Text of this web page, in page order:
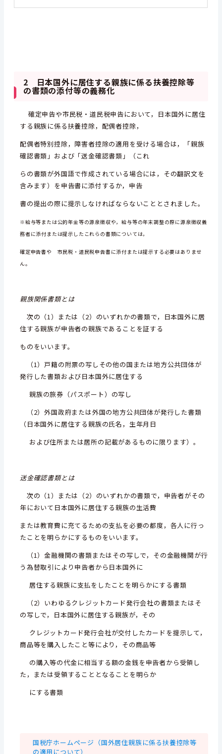
2 日本国外に居住する親族に係る扶養控除等
の書類の添付等の義務化
確定申告や市民税・道民税申告において，日本国外に居住
する親族に係る扶養控除，配偶者控除，
配偶者特別控除， 障害者控除の適用を受ける場合は，「親族
確認書類」および「送金確認書類」（これ
らの書類が外国語で作成されている場合には，その翻訳文を
含みます）を申告書に添付するか，申告
書の提出の際に提示しなければならないこととされま した。
※給与等または公的年金等の源泉徴収や，給与等の年末調整の際に源泉徴収義
務者に添付または提示したこれらの書類については，
確定申告書や
市民税・道民税申告書に添付または提示する必要はありませ
ん。
親族関係書類とは
次の（1）または（2）のいずれかの書類で，日本国外に居
住する親族が申告者の親族であることを証する
ものをいいます。
（1）戸籍の附票の写しその他の国または地方公共団体が
発行した書類および日本国外に居住する
親族の旅券 （パスポート）の写し
（2）外国政府または外国の地方公共団体が発行した書類
（日本国外に居住する親族の氏名，生年月日
および住所または居所の記載があるものに限ります）。
送金確認書類とは
次の（1）または（2）のいずれかの書類で，申告者がその
年において日本国外に居住する親族の生活費
または教育費に充てるための支払を必要の都度，各人に行っ
たことを明らかにするものをいいます。
（1）金融機関の書類またはその写しで，その金融機関が行
う為替取引により申告者から日本国外に
居住する親族に支払をしたことを明らかにする書類
（2）いわゆるクレジットカード発行会社の書類またはそ
の写しで，日本国外に居住する親族が，その
クレジットカード発行会社が交付したカードを提示して，
商品等を購入したこと等により，その商品等
の購入等の代金に相当する額の金銭を申告者から受領し
た，または受領することとなることを明らか
にする書類
国税庁ホームページ（国外居住親族に係る扶養控除等
の適用について）